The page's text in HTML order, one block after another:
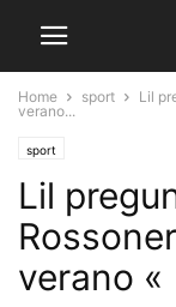
Home sport
Lil
verano...
sport
Lil
verano «